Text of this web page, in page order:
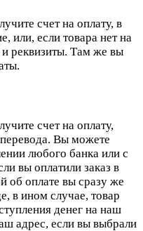
счет на оплату, в
или, если товара нет на
и реквизиты. Там же вы
счет на оплату,
перевода. Вы можете
любого банка или с
вы оплатили заказ в
об оплате вы сразу же
в ином случае, товар
денег на наш
адрес, если вы выбрали